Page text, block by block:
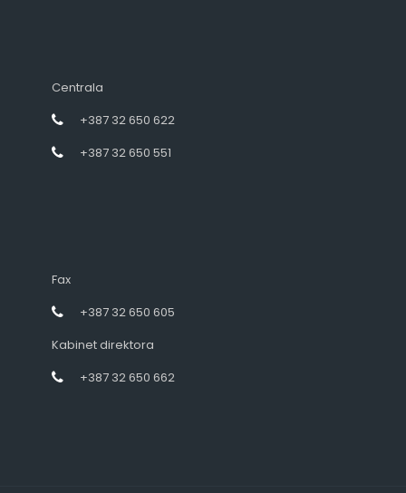
Centrala
+387 32 650 622
+387 32 650 551
Fax
+387 32 650 605
Kabinet direktora
+387 32 650 662